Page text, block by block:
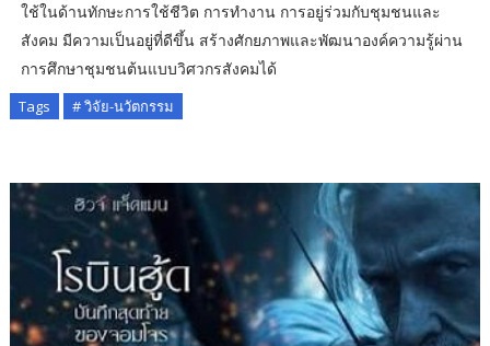
ใช้ในด้านทักษะการใช้ชีวิต การทำงาน การอยู่ร่วมกับชุมชนและ
สังคม มีความเป็นอยู่ที่ดีขึ้น สร้างศักยภาพและพัฒนาองค์ความรู้ผ่าน
การศึกษาชุมชนต้นแบบวิศวกรสังคมได้
Tags # วิจัย-นวัตกรรม